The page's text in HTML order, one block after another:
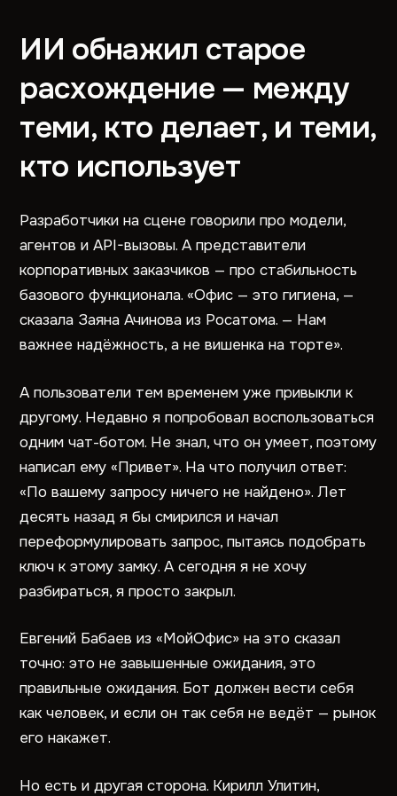
ИИ обнажил старое
расхождение — между
теми, кто делает, и теми,
кто использует
Разработчики на сцене говорили про модели,
агентов и API-вызовы. А представители
корпоративных заказчиков — про стабильность
базового функционала. «Офис — это гигиена, —
сказала Заяна Ачинова из Росатома. — Нам
важнее надёжность, а не вишенка на торте».
А пользователи тем временем уже привыкли к
другому. Недавно я попробовал воспользоваться
одним чат-ботом. Не знал, что он умеет, поэтому
написал ему «Привет». На что получил ответ:
«По вашему запросу ничего не найдено». Лет
десять назад я бы смирился и начал
переформулировать запрос, пытаясь подобрать
ключ к этому замку. А сегодня я не хочу
разбираться, я просто закрыл.
Евгений Бабаев из «МойОфис» на это сказал
точно: это не завышенные ожидания, это
правильные ожидания. Бот должен вести себя
как человек, и если он так себя не ведёт — рынок
его накажет.
Но есть и другая сторона. Кирилл Улитин,